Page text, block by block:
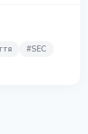
#SEC